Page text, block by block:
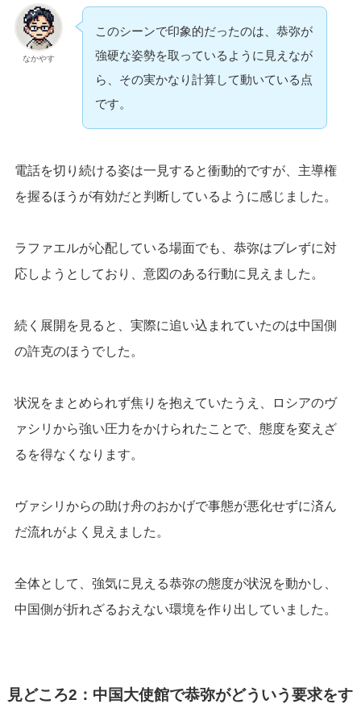
なかやす
このシーンで印象的だったのは、恭弥が
強硬な姿勢を取っているように見えなが
ら、その実かなり計算して動いている点
です。
電話を切り続ける姿は一見すると衝動的ですが、主導権
を握るほうが有効だと判断しているように感じました。
ラファエルが心配している場面でも、恭弥はブレずに対
応しようとしており、意図のある行動に見えました。
続く展開を見ると、実際に追い込まれていたのは中国側
の許克のほうでした。
状況をまとめられず焦りを抱えていたうえ、ロシアのヴ
ァシリから強い圧力をかけられたことで、態度を変えざ
るを得なくなります。
ヴァシリからの助け舟のおかげで事態が悪化せずに済ん
だ流れがよく見えました。
全体として、強気に見える恭弥の態度が状況を動かし、
中国側が折れざるおえない環境を作り出していました。
見どころ2：中国大使館で恭弥がどういう要求をす